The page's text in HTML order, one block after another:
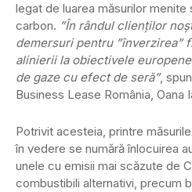
legat de luarea măsurilor
carbon. ”În rândul clienților
demersuri pentru ”înverzirea”
alinierii la obiectivele
de gaze cu efect de seră”,
Business Lease România, Oana
Potrivit acesteia, printre
în vedere se numără înlocuirea
unele cu emisii mai scăzute de
combustibili alternativi, precum